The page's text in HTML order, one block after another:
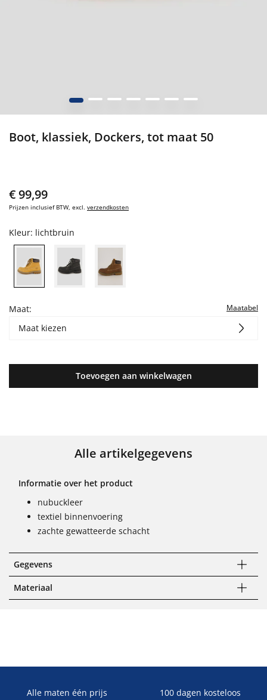
1 2 3 4 5 6 7
Boot, klassiek, Dockers, tot maat 50
€ 99,99
Prijzen inclusief BTW, excl. verzendkosten
Kleur: lichtbruin
Maat: Maatabel
Maat kiezen
Toevoegen aan winkelwagen
Alle artikelgegevens
Informatie over het product
nubuckleer
textiel binnenvoering
zachte gewatteerde schacht
Gegevens
Materiaal
Alle maten één prijs
100 dagen kosteloos